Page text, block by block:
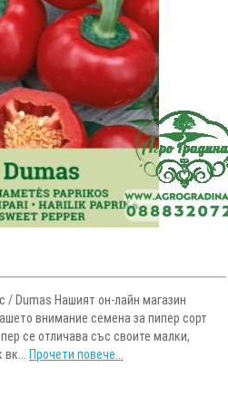
Dumas Нашият он-лайн магазин
внимание семена за пипер сорт
се отличава със своите малки,
Прочети повече...